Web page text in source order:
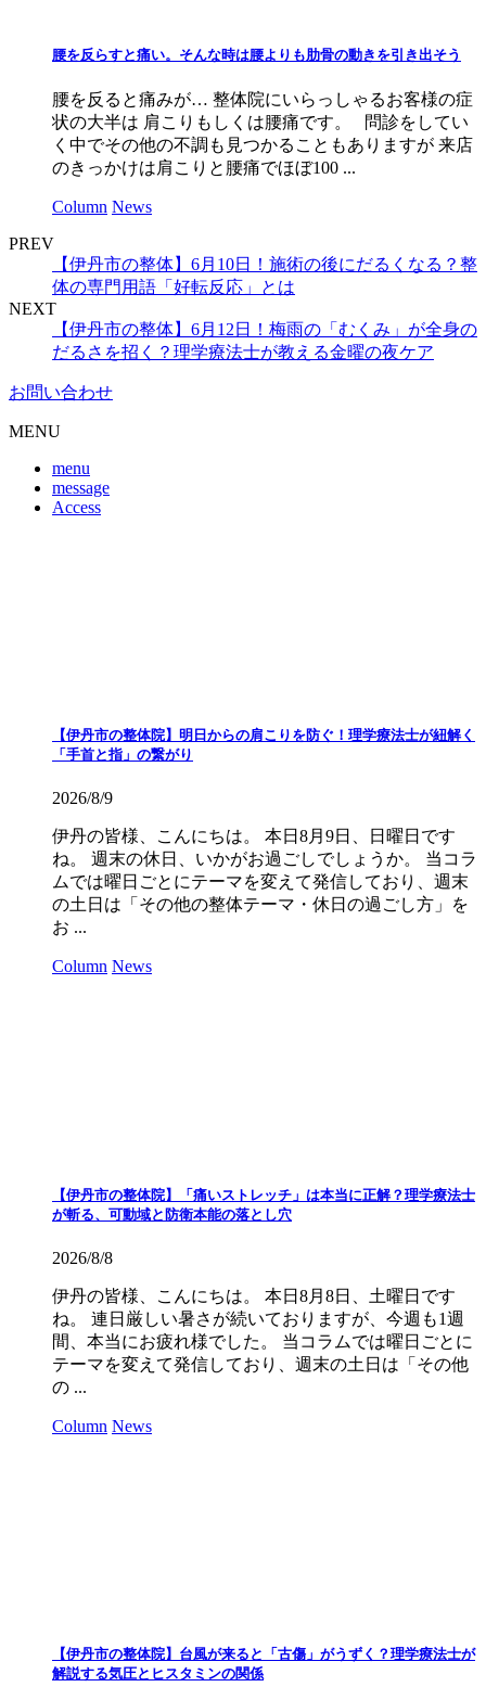
腰を反らすと痛い。そんな時は腰よりも肋骨の動きを引き出そう
腰を反ると痛みが… 整体院にいらっしゃるお客様の症
状の大半は 肩こりもしくは腰痛です。 問診をしてい
く中でその他の不調も見つかることもありますが 来店
のきっかけは肩こりと腰痛でほぼ100 ...
Column News
PREV
【伊丹市の整体】6月10日！施術の後にだるくなる？整
体の専門用語「好転反応」とは
NEXT
【伊丹市の整体】6月12日！梅雨の「むくみ」が全身の
だるさを招く？理学療法士が教える金曜の夜ケア
お問い合わせ
MENU
menu
message
Access
【伊丹市の整体院】明日からの肩こりを防ぐ！理学療法士が紐解く
「手首と指」の繋がり
2026/8/9
伊丹の皆様、こんにちは。 本日8月9日、日曜日です
ね。 週末の休日、いかがお過ごしでしょうか。 当コラ
ムでは曜日ごとにテーマを変えて発信しており、週末
の土日は「その他の整体テーマ・休日の過ごし方」を
お ...
Column News
【伊丹市の整体院】「痛いストレッチ」は本当に正解？理学療法士
が斬る、可動域と防衛本能の落とし穴
2026/8/8
伊丹の皆様、こんにちは。 本日8月8日、土曜日です
ね。 連日厳しい暑さが続いておりますが、今週も1週
間、本当にお疲れ様でした。 当コラムでは曜日ごとに
テーマを変えて発信しており、週末の土日は「その他
の ...
Column News
【伊丹市の整体院】台風が来ると「古傷」がうずく？理学療法士が
解説する気圧とヒスタミンの関係